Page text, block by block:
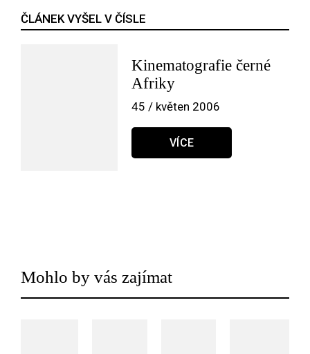
ČLÁNEK VYŠEL V ČÍSLE
Kinematografie černé
Afriky
45 / květen 2006
VÍCE
Mohlo by vás zajímat